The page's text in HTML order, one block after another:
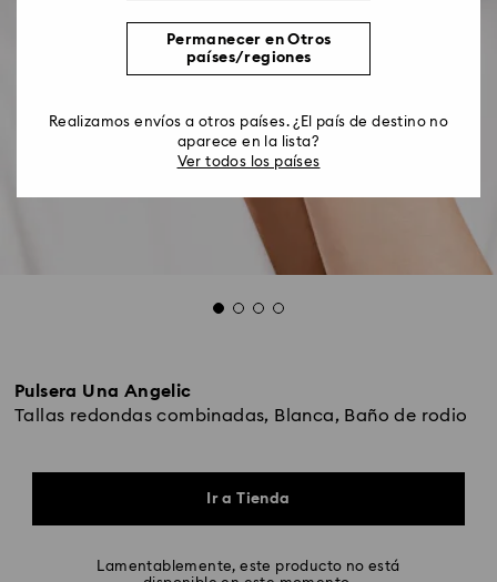
Pulsera Una Angelic
Tallas redondas combinadas, Blanca, Baño de rodio
Ir a Tienda
Lamentablemente, este producto no está
Permanecer en Otros
países/regiones
Realizamos envíos a otros países. ¿El país de destino no
aparece en la lista?
Ver todos los países